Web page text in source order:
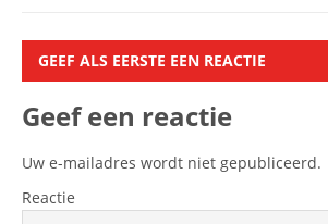
GEEF ALS EERSTE EEN REACTIE
Geef een reactie
Uw e-mailadres wordt niet gepubliceerd.
Reactie